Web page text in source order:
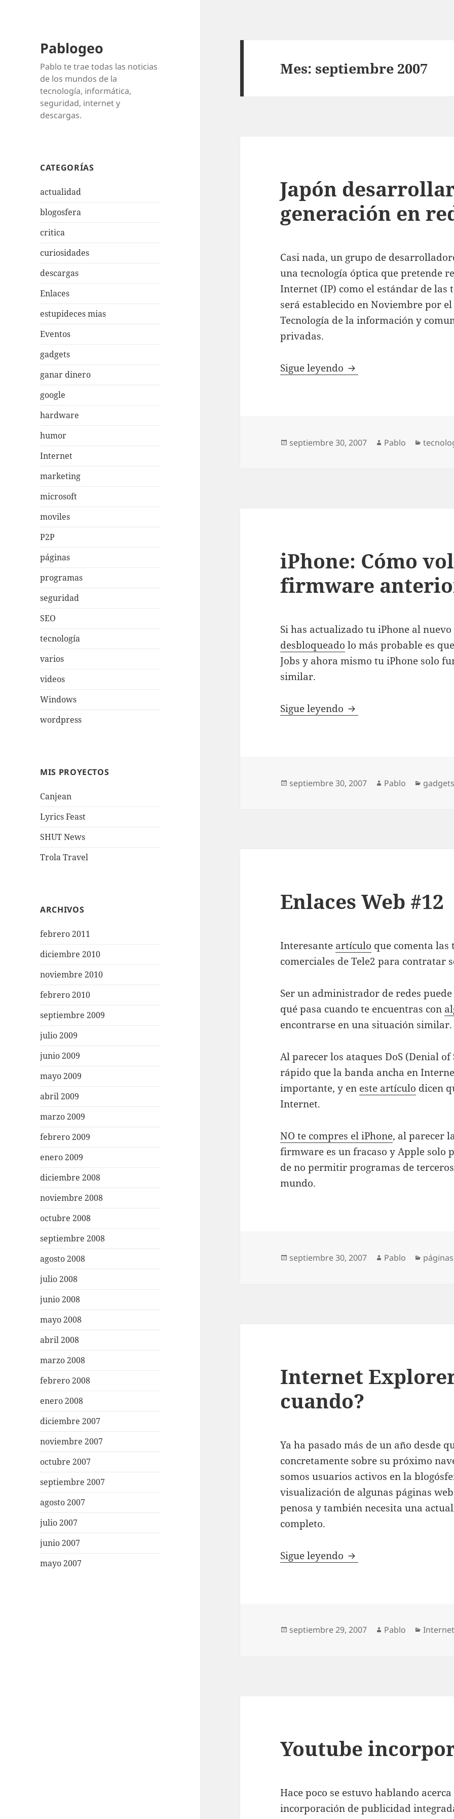
Pablogeo
Pablo te trae todas las noticias
de los mundos de la
tecnología, informática,
seguridad, internet y
descargas.
CATEGORÍAS
actualidad
blogosfera
critica
curiosidades
descargas
Enlaces
estupideces mias
Eventos
gadgets
ganar dinero
google
hardware
humor
Internet
marketing
microsoft
moviles
P2P
páginas
programas
seguridad
SEO
tecnología
varios
videos
Windows
wordpress
MIS PROYECTOS
Canjean
Lyrics Feast
SHUT News
Trola Travel
ARCHIVOS
febrero 2011
diciembre 2010
noviembre 2010
febrero 2010
septiembre 2009
julio 2009
junio 2009
mayo 2009
abril 2009
marzo 2009
febrero 2009
enero 2009
diciembre 2008
noviembre 2008
octubre 2008
septiembre 2008
agosto 2008
julio 2008
junio 2008
mayo 2008
abril 2008
marzo 2008
febrero 2008
enero 2008
diciembre 2007
noviembre 2007
octubre 2007
septiembre 2007
agosto 2007
julio 2007
junio 2007
mayo 2007
Mes:septiembre 2007
Japón
generación en
Casi nada, un grupo de
una tecnología óptica que pretende
Internet (IP) como el estándar de las
será establecido en Noviembre por
Tecnología de la información y
privadas.
Sigue leyendo Japón desarrollará
Publicado
septiembre 30, 2007 Autor
Pablo
iPhone: Cómo
firmware
Si has actualizado tu iPhone al
desbloqueado lo más probable es
Jobs y ahora mismo tu iPhone solo
similar.
Sigue leyendo iPhone: Cómo volver
Publicado
septiembre 30, 2007 Autor
Pablo gadgets
Enlaces Web #12
Interesante artículo que comenta las
comerciales de Tele2 para contratar
Ser un administrador de redes
qué pasa cuando te encuentras con
encontrarse en una situación similar.
Al parecer los ataques DoS (Denial
rápido que la banda ancha en
importante, y en este artículo dicen
Internet.
NO te compres el iPhone, al parecer
firmware es un fracaso y Apple solo
de no permitir programas de
mundo.
Publicado
septiembre 30, 2007 Autor
Pablo páginas
Internet
cuando?
Ya ha pasado más de un año desde
concretamente sobre su próximo
somos usuarios activos en la
visualización de algunas páginas
penosa y también necesita una
completo.
Sigue leyendo Internet Explorer 8:
Publicado
septiembre 29, 2007 Autor
Pablo Internet
Youtube
Hace poco se estuvo hablando
incorporación de publicidad